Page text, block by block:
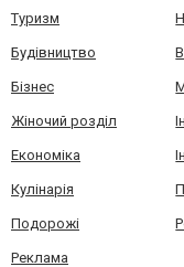
Туризм
Будівництво
Бізнес
Жіночий розділ
Економіка
Кулінарія
Подорожі
Реклама